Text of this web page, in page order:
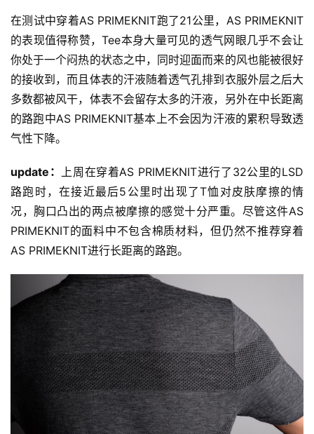
在测试中穿着AS PRIMEKNIT跑了21公里，AS PRIMEKNIT
的表现值得称赞，Tee本身大量可见的透气网眼几乎不会让
你处于一个闷热的状态之中，同时迎面而来的风也能被很好
的接收到，而且体表的汗液随着透气孔排到衣服外层之后大
多数都被风干，体表不会留存太多的汗液，另外在中长距离
的路跑中AS PRIMEKNIT基本上不会因为汗液的累积导致透
气性下降。
update： 上周在穿着AS PRIMEKNIT进行了32公里的LSD
路跑时，在接近最后5公里时出现了T恤对皮肤摩擦的情
况，胸口凸出的两点被摩擦的感觉十分严重。尽管这件AS
PRIMEKNIT的面料中不包含棉质材料，但仍然不推荐穿着
AS PRIMEKNIT进行长距离的路跑。